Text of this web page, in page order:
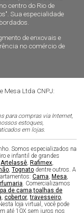
centro do Rio de
Sua especialidade
de enxovais e
no comércio de
Mesa Ltda CNPJ:
para compras via Internet,
estoques,
em lojas.
Somos especializados na
e infantil de grandes
Artelassê Rafimex
Tognato dentre outros. A
Cama Mesa
. Comercializamos
de cama ,toalhas de
cobertor ,travesseiro
loja virtual, você pode
até 10X sem juros nos